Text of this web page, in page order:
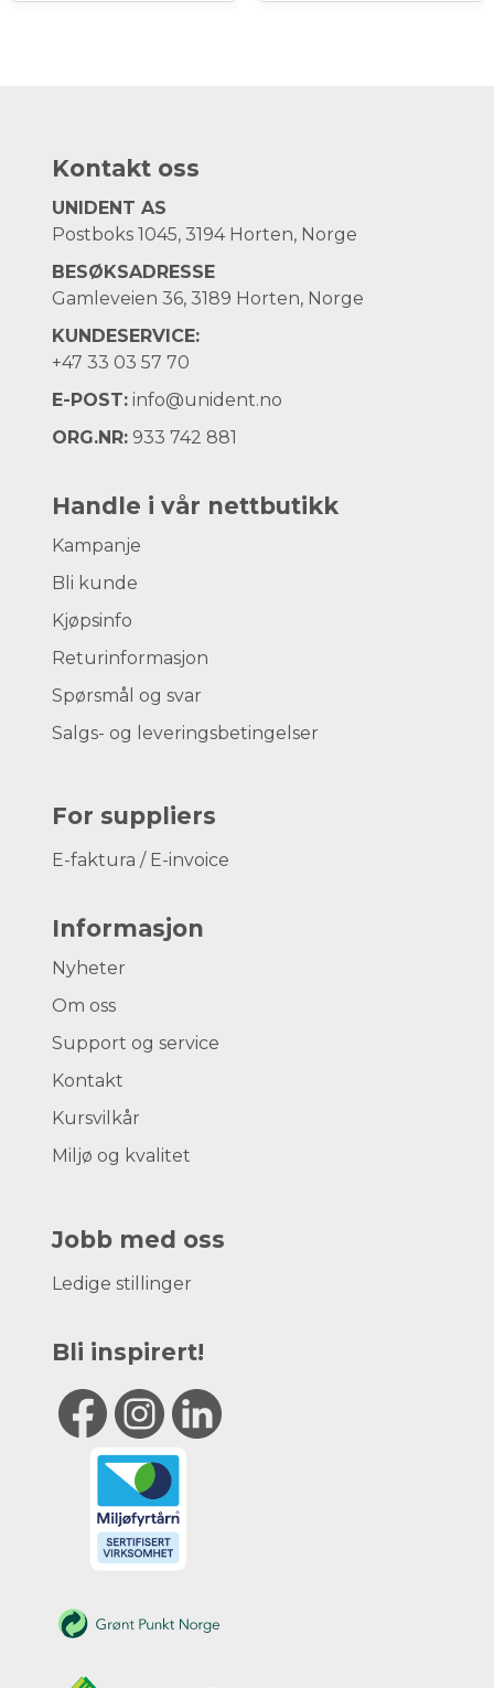
Kontakt oss
UNIDENT AS
Postboks 1045, 3194 Horten, Norge
BESØKSADRESSE
Gamleveien 36, 3189 Horten, Norge
KUNDESERVICE:
+4733 03 57 70
E-POST: info@unident.no
ORG.NR: 933 742 881
Handle i vår nettbutikk
Kampanje
Bli kunde
Kjøpsinfo
Returinformasjon
Spørsmål og svar
Salgs- og leveringsbetingelser
For suppliers
E-faktura / E-invoice
Informasjon
Nyheter
Om oss
Support og service
Kontakt
Kursvilkår
Miljø og kvalitet
Jobb med oss
Ledige stillinger
Bli inspirert!